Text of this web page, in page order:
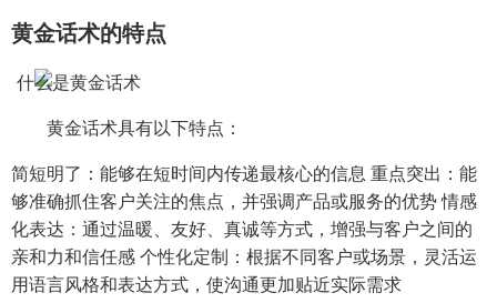
黄金话术的特点
黄金话术具有以下特点：
简短明了：能够在短时间内传递最核心的信息 重点突出：能
够准确抓住客户关注的焦点，并强调产品或服务的优势 情感
化表达：通过温暖、友好、真诚等方式，增强与客户之间的
亲和力和信任感 个性化定制：根据不同客户或场景，灵活运
用语言风格和表达方式，使沟通更加贴近实际需求